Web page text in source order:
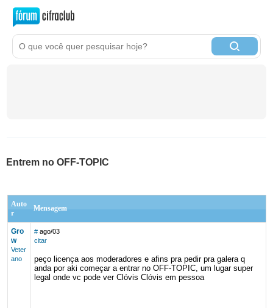
Entrem no OFF-TOPIC
Auto
r
Mensagem
Gro
w
Veter
ano
# ago/03
citar
peço licença aos moderadores e afins pra pedir pra galera q
anda por aki começar a entrar no OFF-TOPIC, um lugar super
legal onde vc pode ver Clóvis Clóvis em pessoa